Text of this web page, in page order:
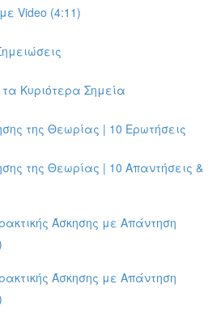
Video (4:11)
Κυριότερα Σημεία
της Θεωρίας | 10 Ερωτήσεις
της Θεωρίας | 10 Απαντήσεις &
Άσκησης με Απάντηση
Άσκησης με Απάντηση